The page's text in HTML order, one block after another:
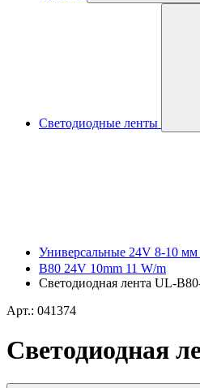
Светодиодные ленты
Универсальные 24V 8-10
B80 24V 10mm 11 W/m
Светодиодная лента UL-
Арт.: 041374
Светодиодная